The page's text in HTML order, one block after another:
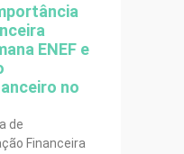
ENEF e
no
de
Financeira